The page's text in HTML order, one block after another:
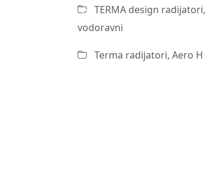
TERMA design radijatori,
vodoravni
Terma radijatori, Aero H